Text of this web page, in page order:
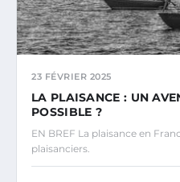
23 FÉVRIER 2025
LA PLAISANCE : UN
POSSIBLE ?
EN BREF La plaisance en
plaisanciers.